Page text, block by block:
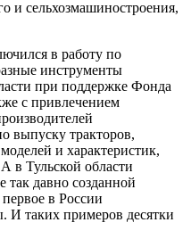
и сельхозмашиностроения,
в работу по
инструменты
при поддержке Фонда
с привлечением
выпуску тракторов,
и характеристик,
в Тульской области
так давно созданной
в России
И таких примеров десятки